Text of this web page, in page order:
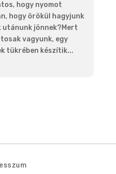
hogy nyomot
hogy örökül hagyjunk
utánunk jönnek?Mert
vagyunk, egy
tükrében készítik...